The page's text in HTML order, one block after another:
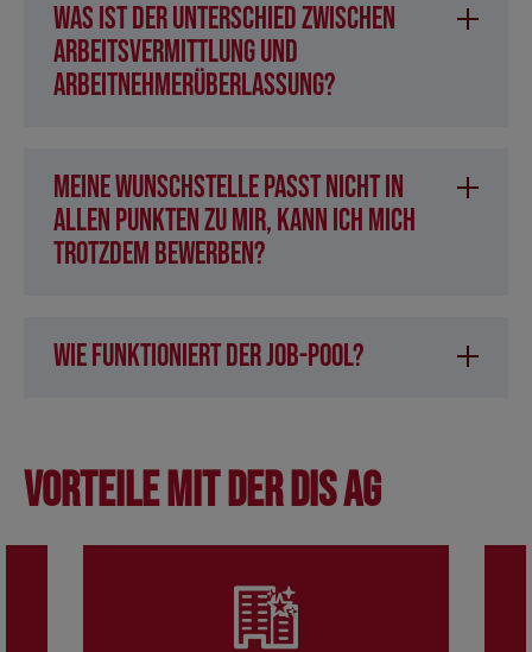
Was ist der Unterschied zwischen
Arbeitsvermittlung und
Arbeitnehmerüberlassung?
Meine Wunschstelle passt nicht in
allen Punkten zu mir, kann ich mich
trotzdem bewerben?
Wie funktioniert der Job-Pool?
Vorteile mit der DIS AG